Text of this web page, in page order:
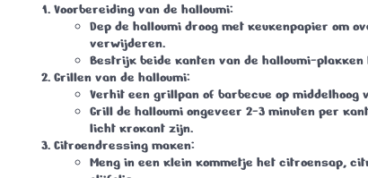
Voorbereiding van de halloumi:
Dep de halloumi droog met keukenpapier om
verwijderen.
Bestrijk beide kanten van de halloumi-
Grillen van de halloumi:
Verhit een grillpan of barbecue op middelhoog
Grill de halloumi ongeveer 2-3 minuten per
licht krokant zijn.
Citroendressing maken:
Meng in een klein kommetje het citroensap,